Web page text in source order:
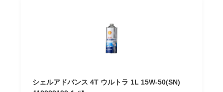
シェルアドバンス 4T ウルトラ 1L 15W-50(SN)